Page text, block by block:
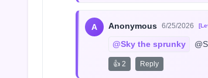
A Anonymous 6/25/2026
@Sky the sprunky
👍 2 Reply